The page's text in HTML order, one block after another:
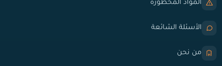
المواد المحظورة
الأسئلة الشائعة
من نحن